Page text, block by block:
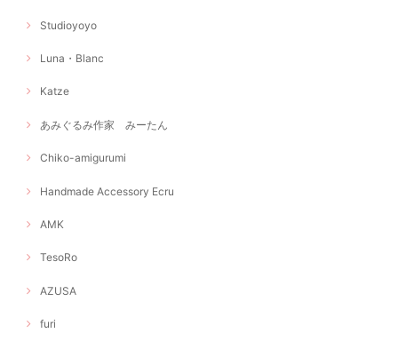
Studioyoyo
Luna・Blanc
Katze
あみぐるみ作家 みーたん
Chiko-amigurumi
Handmade Accessory Ecru
AMK
TesoRo
AZUSA
furi